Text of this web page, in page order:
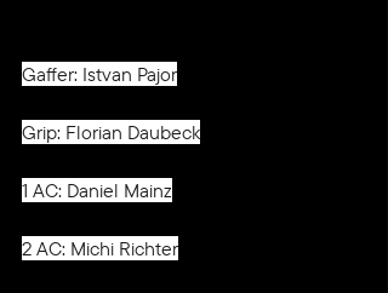
Gaffer: Istvan Pajor
Grip: Florian Daubeck
1 AC: Daniel Mainz
2 AC: Michi Richter